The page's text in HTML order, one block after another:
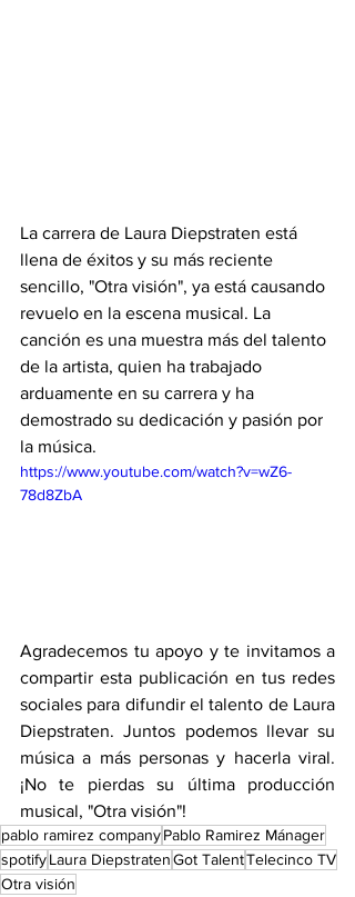
La carrera de Laura Diepstraten está
llena de éxitos y su más reciente
sencillo, "Otra visión", ya está causando
revuelo en la escena musical. La
canción es una muestra más del talento
de la artista, quien ha trabajado
arduamente en su carrera y ha
demostrado su dedicación y pasión por
la música.
https://www.youtube.com/watch?v=wZ6-
78d8ZbA
Agradecemos tu apoyo y te invitamos a
compartir esta publicación en tus redes
sociales para difundir el talento de Laura
Diepstraten. Juntos podemos llevar su
música a más personas y hacerla viral.
¡No te pierdas su última producción
musical, "Otra visión"!
pablo ramirez companyPablo Ramirez Mánager
spotifyLaura DiepstratenGot TalentTelecinco TV
Otra visión